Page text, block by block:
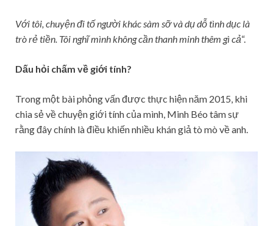
Với tôi, chuyện đi tố người khác sàm sỡ và dụ dỗ tình dục là
trò rẻ tiền. Tôi nghĩ mình không cần thanh minh thêm gì cả“.
Dấu hỏi chấm về giới tính?
Trong một bài phỏng vấn được thực hiện năm 2015, khi
chia sẻ về chuyện giới tính của mình, Minh Béo tâm sự
rằng đây chính là điều khiến nhiều khán giả tò mò về anh.